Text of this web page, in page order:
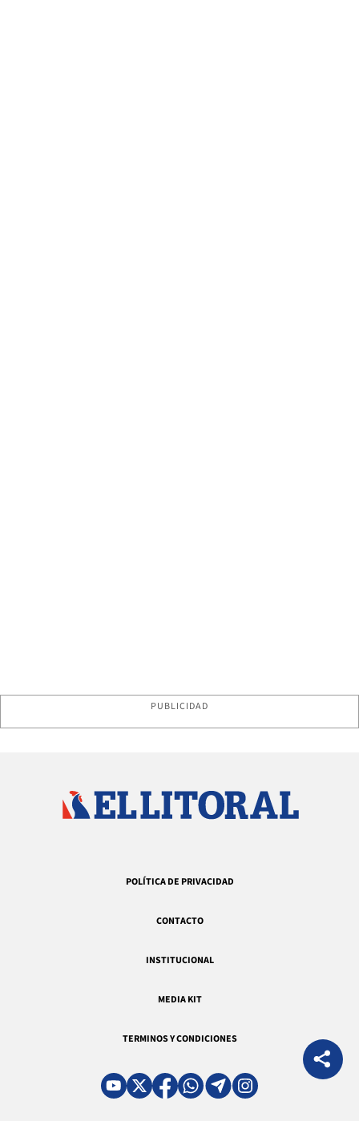
PUBLICIDAD
POLÍTICA DE PRIVACIDAD
CONTACTO
INSTITUCIONAL
MEDIA KIT
TERMINOS Y CONDICIONES